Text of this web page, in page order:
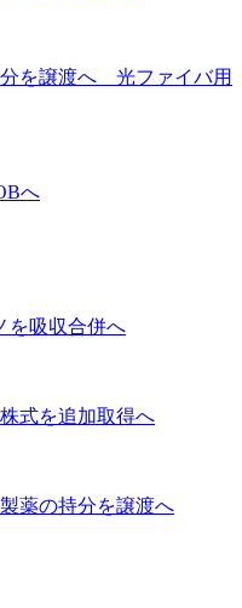
を譲渡へ 光ファイバ用
へ
を吸収合併へ
式を追加取得へ
薬の持分を譲渡へ